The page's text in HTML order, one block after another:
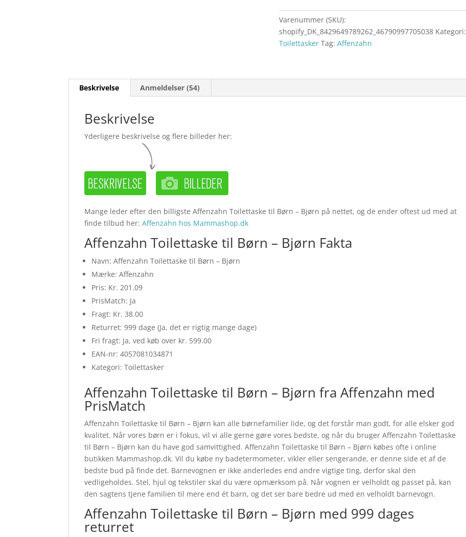
Varenummer (SKU):
shopify_DK_8429649789262_46790997705038 Kategori:
Toilettasker Tag:Affenzahn
Beskrivelse Anmeldelser (54)
Beskrivelse
Yderligere beskrivelse og flere billeder her:
Mange leder efter den billigste Affenzahn Toilettaske til Børn – Bjørn på nettet, og de ender oftest ud med at
finde tilbud her:Affenzahn hos Mammashop.dk
Affenzahn Toilettaske til Børn – Bjørn Fakta
Navn: Affenzahn Toilettaske til Børn – Bjørn
Mærke: Affenzahn
Pris: Kr. 201.09
PrisMatch: Ja
Fragt: Kr. 38.00
Returret: 999 dage (Ja, det er rigtig mange dage)
Fri fragt: Ja, ved køb over kr. 599.00
EAN-nr: 4057081034871
Kategori: Toilettasker
Affenzahn Toilettaske til Børn – Bjørn fra Affenzahn med
PrisMatch
Affenzahn Toilettaske til Børn – Bjørn kan alle børnefamilier lide, og det forstår man godt, for alle elsker god
kvalitet. Når vores børn er i fokus, vil vi alle gerne gøre vores bedste, og når du bruger Affenzahn Toilettaske
til Børn – Bjørn kan du have god samvittighed. Affenzahn Toilettaske til Børn – Bjørn købes ofte i online
butikken Mammashop.dk. Vil du købe ny badetermometer, vikler eller sengerande, er denne side et af de
bedste bud på finde det. Barnevognen er ikke anderledes end andre vigtige ting, derfor skal den
vedligeholdes. Stel, hjul og tekstiler skal du være opmærksom på. Når vognen er velholdt og passet på, kan
den sagtens tjene familien til mere end ét barn, og det ser bare bedre ud med en velholdt barnevogn.
Affenzahn Toilettaske til Børn – Bjørn med 999 dages
returret